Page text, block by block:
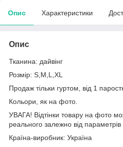
Опис Характеристики
Опис
Тканина: дайвінг
Розмір: S,M,L,XL
Продаж тільки гуртом, від 1
Кольори, як на фото.
УВАГА! Відтінки товару на фото
реального залежно від
Країна-виробник: Україна